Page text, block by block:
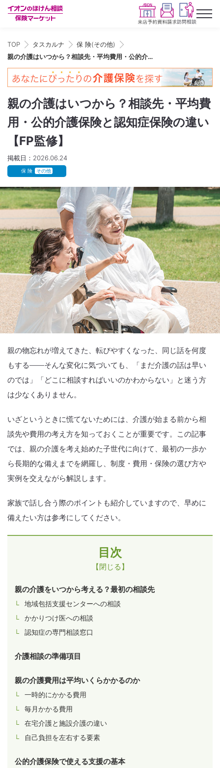
TOP タスカルナ
保 険(その他)
親の介護はいつから？相談先・平均費用・公的介護保険と認知症保険の違い【FP監修】
親の介護はいつから？相談先・平均費
用・公的介護保険と認知症保険の違い
【FP監修】
掲載日：2026.06.24
保 険 その他
親の物忘れが増えてきた、転びやすくなった、同じ話を何度
もする——そんな変化に気づいても、「まだ介護の話は早い
のでは」「どこに相談すればいいのかわからない」と迷う方
は少なくありません。
いざというときに慌てないためには、介護が始まる前から相
談先や費用の考え方を知っておくことが重要です。この記事
では、親の介護を考え始めた子世代に向けて、最初の一歩か
ら長期的な備えまでを網羅し、制度・費用・保険の選び方や
実例を交えながら解説します。
家族で話し合う際のポイントも紹介していますので、早めに
備えたい方は参考にしてください。
目次
【閉じる】
親の介護をいつから考える？最初の相談先
地域包括支援センターへの相談
かかりつけ医への相談
認知症の専門相談窓口
介護相談の準備項目
親の介護費用は平均いくらかかるのか
一時的にかかる費用
毎月かかる費用
在宅介護と施設介護の違い
自己負担を左右する要素
公的介護保険で使える支援の基本